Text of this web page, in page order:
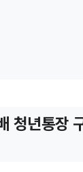
청년통장